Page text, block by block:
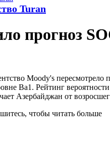
Turan
прогноз
Moody's
Ba1. Рейтинг
Азербайджан от
чтобы читать больше